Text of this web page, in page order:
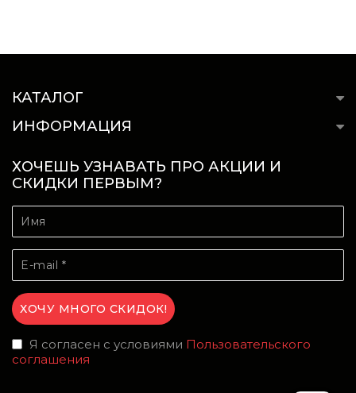
КАТАЛОГ
ИНФОРМАЦИЯ
ХОЧЕШЬ УЗНАВАТЬ ПРО АКЦИИ И
СКИДКИ ПЕРВЫМ?
Я согласен с условиями Пользовательского
соглашения